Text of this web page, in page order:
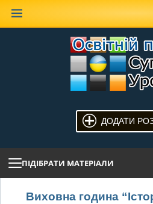
ДОДАТИ
ПІДІБРАТИ МАТЕРІАЛИ
Виховна година